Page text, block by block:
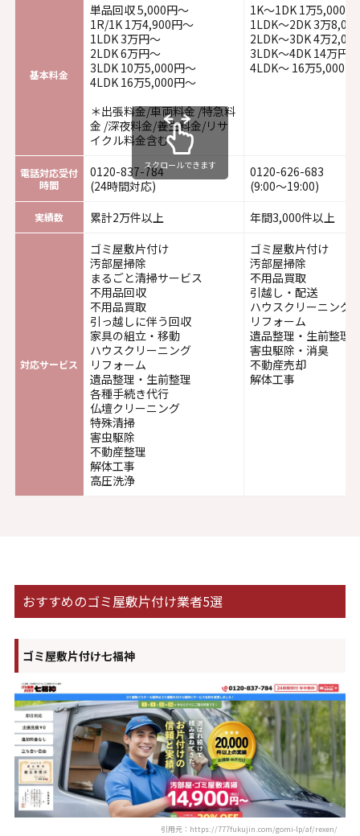
基本料金
単品回収 5,000円～
1R/1K 1万4,900円～
1LDK 3万円～
2LDK 6万円～
3LDK 10万5,000円～
4LDK 16万5,000円～
＊出張料金/車両料金 /特急料
金 /深夜料金/養生料金/リサ
イクル料金含む
1K～1DK 1万5,000円
1LDK～2DK 3万
2LDK～3DK 4万
3LDK～4DK 14万円～
4LDK～ 16万5,000円
電話対応受付
時間
0120-837-784
(24時間対応)
0120-626-683
(9:00～19:00)
実績数 累計2万件以上 年間3,000件以上
対応サービス
ゴミ屋敷片付け
汚部屋掃除
まるごと清掃サービス
不用品回収
不用品買取
引っ越しに伴う回収
家具の組立・移動
ハウスクリーニング
リフォーム
遺品整理・生前整理
各種手続き代行
仏壇クリーニング
特殊清掃
害虫駆除
不動産整理
解体工事
高圧洗浄
ゴミ屋敷片付け
汚部屋掃除
不用品買取
引越し・配送
ハウスクリーニング
リフォーム
遺品整理・生前整理
害虫駆除・消臭
不動産売却
解体工事
スクロールできます
おすすめのゴミ屋敷片付け業者5選
ゴミ屋敷片付け七福神
引用元：https://777fukujin.com/gomi-lp/af/rexen/